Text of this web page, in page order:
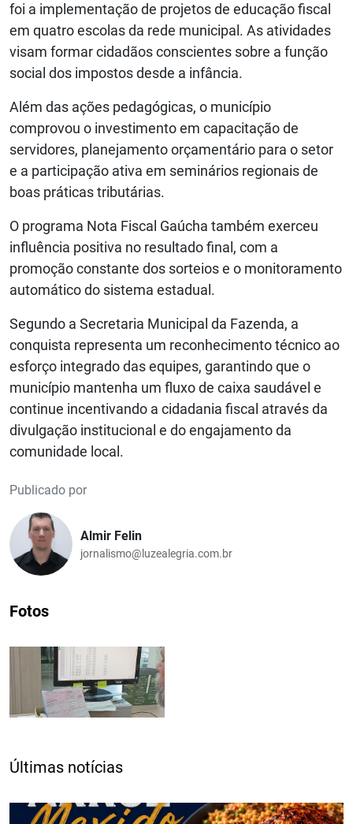
foi a implementação de projetos de educação fiscal
em quatro escolas da rede municipal. As atividades
visam formar cidadãos conscientes sobre a função
social dos impostos desde a infância.
Além das ações pedagógicas, o município
comprovou o investimento em capacitação de
servidores, planejamento orçamentário para o setor
e a participação ativa em seminários regionais de
boas práticas tributárias.
O programa Nota Fiscal Gaúcha também exerceu
influência positiva no resultado final, com a
promoção constante dos sorteios e o monitoramento
automático do sistema estadual.
Segundo a Secretaria Municipal da Fazenda, a
conquista representa um reconhecimento técnico ao
esforço integrado das equipes, garantindo que o
município mantenha um fluxo de caixa saudável e
continue incentivando a cidadania fiscal através da
divulgação institucional e do engajamento da
comunidade local.
Publicado por
Almir Felin
jornalismo@luzealegria.com.br
Fotos
Últimas notícias